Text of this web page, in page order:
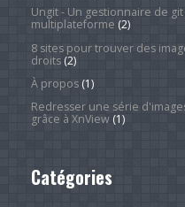
Ungit - Un gestionnaire de
multiplateforme (2)
8 sites pour trouver des
droits(2)
À propos(1)
Redresser une série
grâce à XnView(1)
Catégories